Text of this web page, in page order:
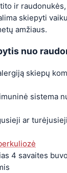
ir
skiepyti
amžiaus.
nuo
skiepų
sistema
ar
4 savaites